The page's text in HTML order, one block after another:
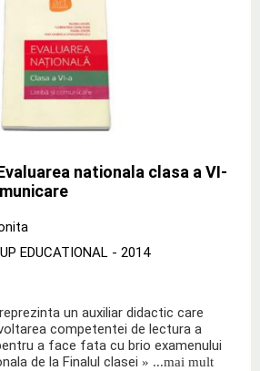
nationala clasa a VI-
EDUCATIONAL - 2014
un auxiliar didactic care
competentei de lectura a
a face fata cu brio examenului
de la Finalul clasei » ...mai mult